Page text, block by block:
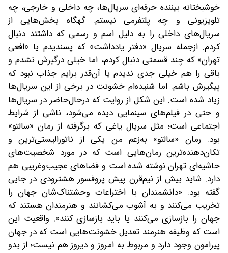
خوشبختانه بیننده حرفه‌ای سریال‌ها، چه داخلی و خارجی، چه
تلویزیونی و چه پلتفرمی نیستم. گهگاه بخش‌هایی از
سریال‌های داخلی را به دلیل اسم و رسمی که داشتند دنبال
کردم. از‌جمله سریال «دفتر یادداشت» که پسندیدم‌ یا «افعی
تهران» که چند قسمتی دنبال کردم، اما خیلی درگیرش نشدم و
باقی را هم خیلی جدی ندیدم یا آن‌قدر برایم جذاب نبود که
پیگیرش باشم. اما شنیده‌ام خشونت در برخی از این سریال‌ها
زیاد شده است. این شکل از روایت که در‌حال‌حاضر در سریال‌ها
و حتی در فیلم‌های سینمایی دیده می‌شود، ناشی از شرایط
اجتماعی است؛ مثل سریال یاغی که برگرفته از رمان «سالتو»
بود. رمان «سالتو» به‌زعم من یکی از ناتورا‌لیستی‌ترین و
تکان‌دهنده‌ترین رمان‌هایی است که در مورد شخصیت‌های
حاشیه‌ای تهران نوشته شده است و فضاهای عجیب‌و‌غریبی هم
دارد. شاید بیش از نیم‌قرن پیش پروفسور هشترودی در جایی
گفته بود: «دانشمندان با اختراعات وحشتناک‌شان جهان را
تخریب می‌کنند و به آشوب می‌کشانند و هنرمندان هستند که
جهان را بازسازی می‌کنند یا باید بازسازی کنند». واقعیت این
است که وظیفه هنرمند تعدیل خشونت‌هایی است که در جهان
پیرامون وجود دارد و مربوط به امروز و دیروز هم نیست؛ از بدو